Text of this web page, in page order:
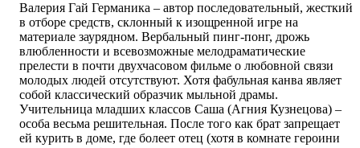
Валерия Гай Германика – автор последовательный, жесткий
в отборе средств, склонный к изощренной игре на
материале заурядном. Вербальный пинг-понг, дрожь
влюбленности и всевозможные мелодраматические
прелести в почти двухчасовом фильме о любовной связи
молодых людей отсутствуют. Хотя фабульная канва являет
собой классический образчик мыльной драмы.
Учительница младших классов Саша (Агния Кузнецова) –
особа весьма решительная. После того как брат запрещает
ей курить в доме, где болеет отец (хотя в комнате героини